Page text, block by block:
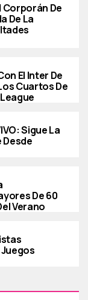
Corporán De
De La
El Inter De
Cuartos De
Sigue La
Desde
De 60
Verano